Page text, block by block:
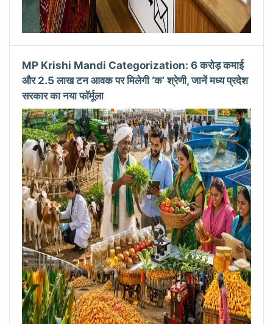
MP Krishi Mandi Categorization: 6 करोड़ कमाई
और 2.5 लाख टन आवक पर मिलेगी ‘क’ श्रेणी, जानें मध्य प्रदेश
सरकार का नया फॉर्मूला